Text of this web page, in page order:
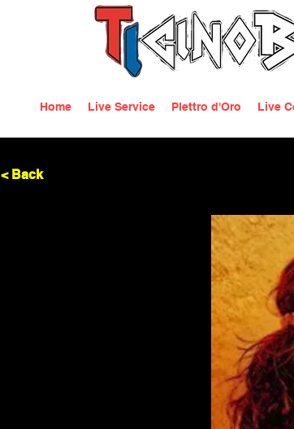
Home Live Service Plettro d'Oro Live
< Back